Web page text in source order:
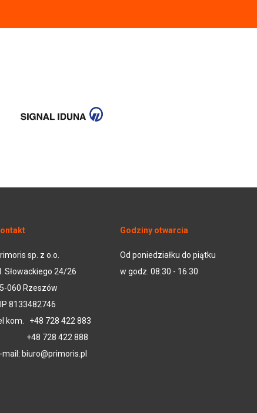
sp. z o.o.
Słowackiego 24/26
060 Rzeszów
8133482746
kom. +48 728 422 883
+48 728 422 888
mail: biuro@primoris.pl
Godziny otwarcia
Od poniedziałku do piątku
w godz. 08:30 - 16:30